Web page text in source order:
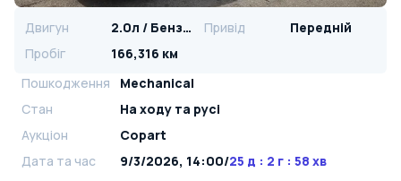
Двигун 2.0л / Бензин Привід
Передній
Пробіг
166,316 км
Пошкодження
Mechanical
Стан
На ​​ходу та русі
Аукціон
Copart
Дата та час
9/3/2026, 14:00/25 д : 2 г : 58 хв